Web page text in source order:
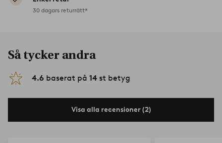
30 dagars returrätt*
Så tycker andra
4.6 baserat på 14 st betyg
Visa alla recensioner (2)